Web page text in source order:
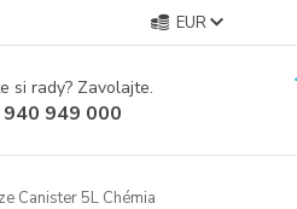
EUR
si rady? Zavolajte.
949 000
Canister 5L Chémia